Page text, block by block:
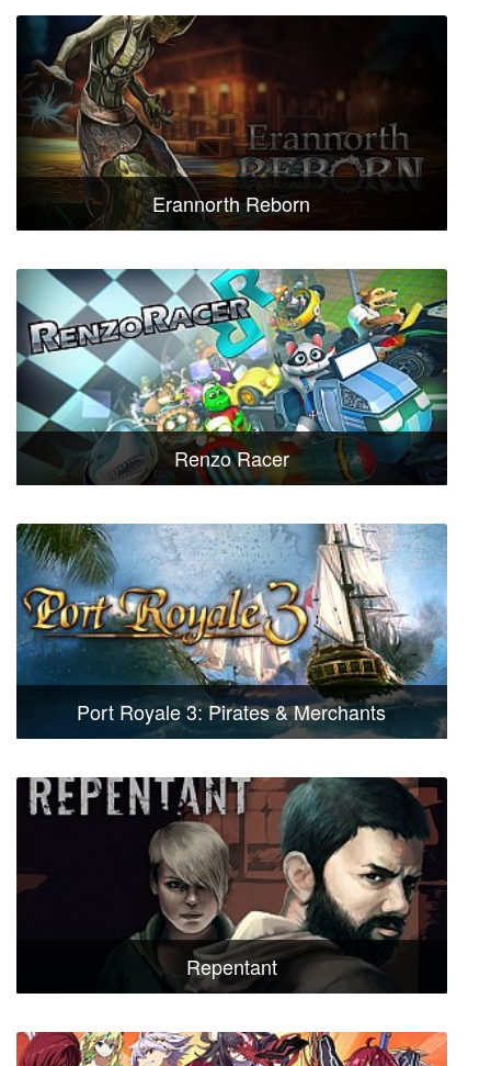
Erannorth Reborn
Renzo Racer
Port Royale 3: Pirates & Merchants
Repentant